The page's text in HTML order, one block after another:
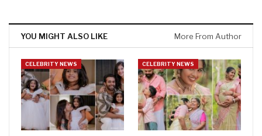
YOU MIGHT ALSO LIKE More From Author
CELEBRITY NEWS CELEBRITY NEWS